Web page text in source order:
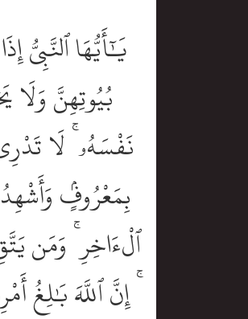
يَٰٓأَيُّهَا ٱلنَّبِىُّ
بُيُوتِهِنَّ
نَفْسَهُۥ ۚ لَا
بِمَعْرُوفٍۢ
ٱلْءَاخِرِ ۚ وَمَن
إِنَّ ٱللَّهَ بَٰلِغُ